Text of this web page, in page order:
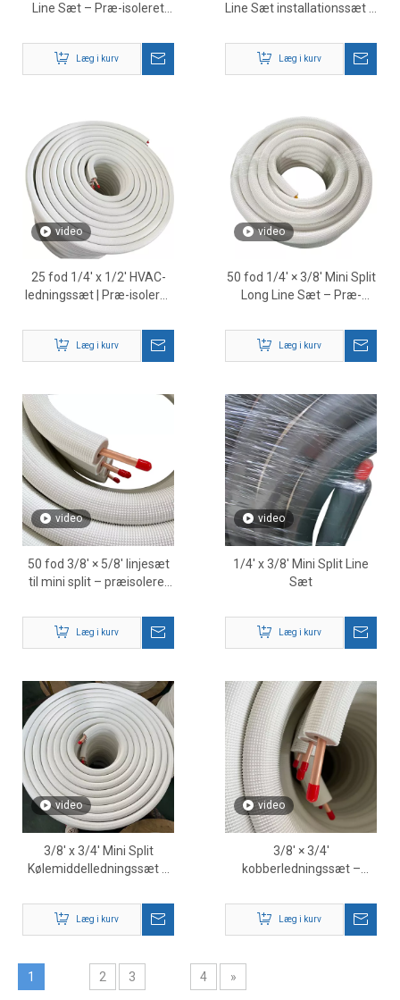
Line Sæt – Præ-isoleret
Læg i kurv
Line Sæt installationssæt –
kobberrør
Læg i kurv
video
25 fod 1/4' x 1/2' HVAC-
ledningssæt | Præ-isoleret
til mini splitsystemer
Læg i kurv
video
50 fod 1/4' × 3/8' Mini Split
Long Line Sæt – Præ-
kølemiddelrør
Læg i kurv
video
50 fod 3/8' × 5/8' linjesæt
til mini split – præisoleret
kølemiddelrør
Læg i kurv
video
1/4' x 3/8' Mini Split Line
Sæt
Læg i kurv
video
3/8' x 3/4' Mini Split
Kølemiddelledningssæt –
kobberledningssæt
Læg i kurv
video
3/8' × 3/4'
kobberledningssæt –
kølemiddelledningssæt
Læg i kurv
1 2 3 4 »